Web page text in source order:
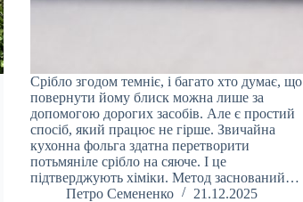
Срібло згодом темніє, і багато хто думає, що
повернути йому блиск можна лише за
допомогою дорогих засобів. Але є простий
спосіб, який працює не гірше. Звичайна
кухонна фольга здатна перетворити
потьмяніле срібло на сяюче. І це
підтверджують хіміки. Метод заснований…
Петро Семененко
21.12.2025